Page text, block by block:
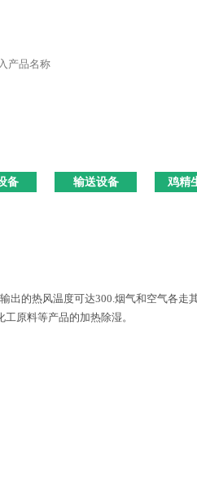
备 输送设备 鸡精
的热风温度可达300.烟气和空气各走
原料等产品的加热除湿。